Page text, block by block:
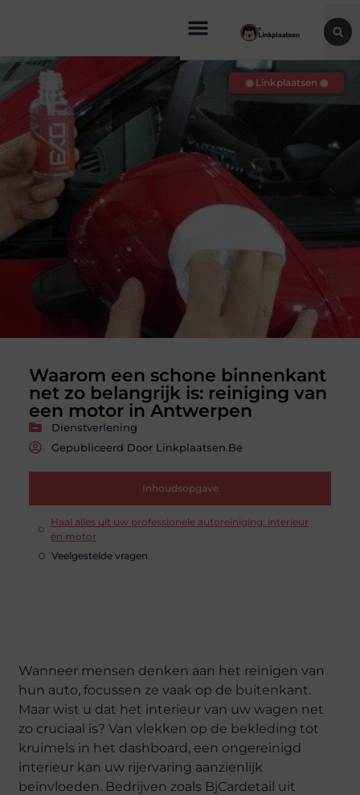
Waarom een schone binnenkant
net zo belangrijk is: reiniging van
een motor in Antwerpen
Dienstverlening
Gepubliceerd Door Linkplaatsen.be
Inhoudsopgave
Haal alles uit uw professionele autoreiniging: interieur
én motor
Veelgestelde vragen
◉ Linkplaatsen ◉
Wanneer mensen denken aan het reinigen van
hun auto, focussen ze vaak op de buitenkant.
Maar wist u dat het interieur van uw wagen net
zo cruciaal is? Van vlekken op de bekleding tot
kruimels in het dashboard, een ongereinigd
interieur kan uw rijervaring aanzienlijk
beïnvloeden. Bedrijven zoals BjCardetail uit